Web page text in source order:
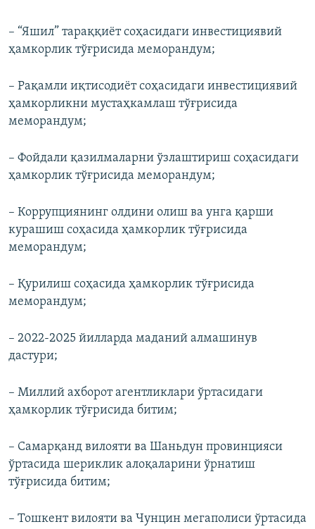
– “Яшил” тараққиёт соҳасидаги инвестициявий
ҳамкорлик тўғрисида меморандум;
– Рақамли иқтисодиёт соҳасидаги инвестициявий
ҳамкорликни мустаҳкамлаш тўғрисида
меморандум;
– Фойдали қазилмаларни ўзлаштириш соҳасидаги
ҳамкорлик тўғрисида меморандум;
– Коррупциянинг олдини олиш ва унга қарши
курашиш соҳасида ҳамкорлик тўғрисида
меморандум;
– Қурилиш соҳасида ҳамкорлик тўғрисида
меморандум;
– 2022-2025 йилларда маданий алмашинув
дастури;
– Миллий ахборот агентликлари ўртасидаги
ҳамкорлик тўғрисида битим;
– Самарқанд вилояти ва Шаньдун провинцияси
ўртасида шериклик алоқаларини ўрнатиш
тўғрисида битим;
– Тошкент вилояти ва Чунцин мегаполиси ўртасида